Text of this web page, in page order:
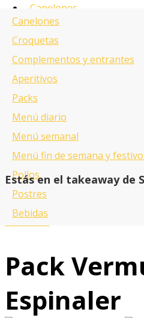
Canelones
Croquetas
Complementos y entrantes
Aperitivos
Packs
Menú diario
Menú semanal
Menú fin de semana y
Pollos
Postres
Bebidas
Canelones
Croquetas
Complementos y
Aperitivos
Menus
Pollos
Postres
Bebidas
Estás en el takeaway de
pedir en otra tienda?
All Menus
Pack
Espinaler